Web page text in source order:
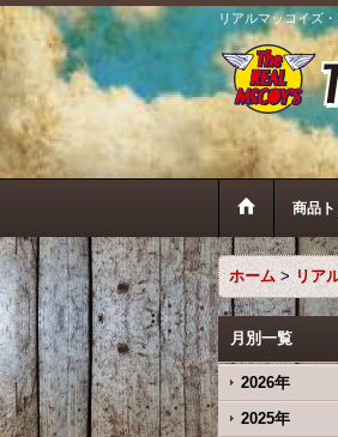
リアルマッコイズ
商品
ホーム > リア
月別一覧
2026年
2025年